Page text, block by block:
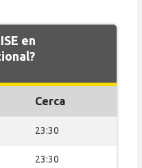
en
Cerca
23:30
23:30